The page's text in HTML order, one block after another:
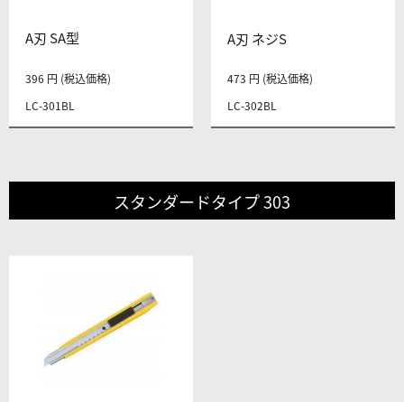
A刃 SA型
LC-301BL
396 円 (税込価格)
A刃 ネジS
LC-302BL
473 円 (税込価格)
スタンダードタイプ 303